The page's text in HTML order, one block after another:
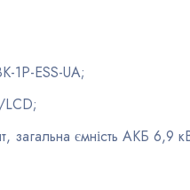
1Р-ESS-UA;
LCD;
ємність АКБ 6,9